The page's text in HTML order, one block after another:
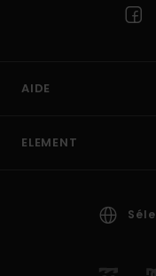
AIDE
ELEMENT